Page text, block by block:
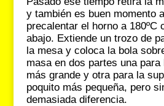
y también es buen momento
precalentar el horno a 180ºC
abajo. Extiende un trozo de
la mesa y coloca la bola
masa en dos partes una
más grande y otra para la
poquito más pequeña, pero
demasiada diferencia.